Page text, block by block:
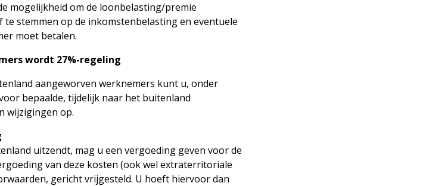
mogelijkheid om de loonbelasting/premie
stemmen op de inkomstenbelasting en eventuele
moet betalen.
wordt 27%-regeling
aangeworven werknemers kunt u, onder
bepaalde, tijdelijk naar het buitenland
wijzigingen op.
uitzendt, mag u een vergoeding geven voor de
van deze kosten (ook wel extraterritoriale
gericht vrijgesteld. U hoeft hiervoor dan